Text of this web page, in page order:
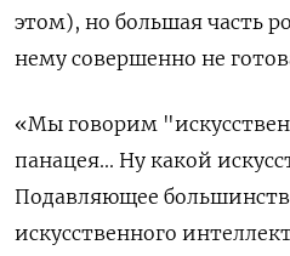
этом), но большая часть
нему совершенно не
«Мы говорим
панацея... Ну какой
Подавляющее
искусственного